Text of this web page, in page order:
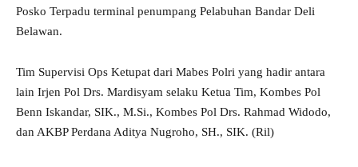
Posko Terpadu terminal penumpang Pelabuhan Bandar Deli
Belawan.
Tim Supervisi Ops Ketupat dari Mabes Polri yang hadir antara
lain Irjen Pol Drs. Mardisyam selaku Ketua Tim, Kombes Pol
Benn Iskandar, SIK., M.Si., Kombes Pol Drs. Rahmad Widodo,
dan AKBP Perdana Aditya Nugroho, SH., SIK. (Ril)